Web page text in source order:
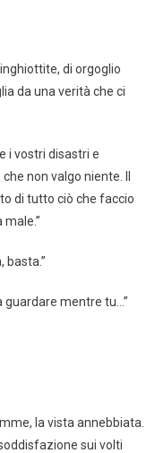
di orgoglio
da una verità che ci
i vostri disastri e
non valgo niente. Il
di tutto ciò che faccio
basta.”
guardare mentre tu…”
la vista annebbiata.
sui volti